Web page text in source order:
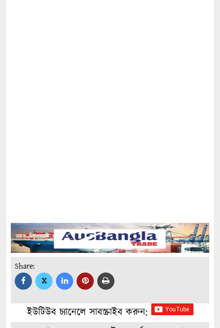
Share:
X
ইউটিউব চ্যানেলে সাবস্ক্রাইব করুন: